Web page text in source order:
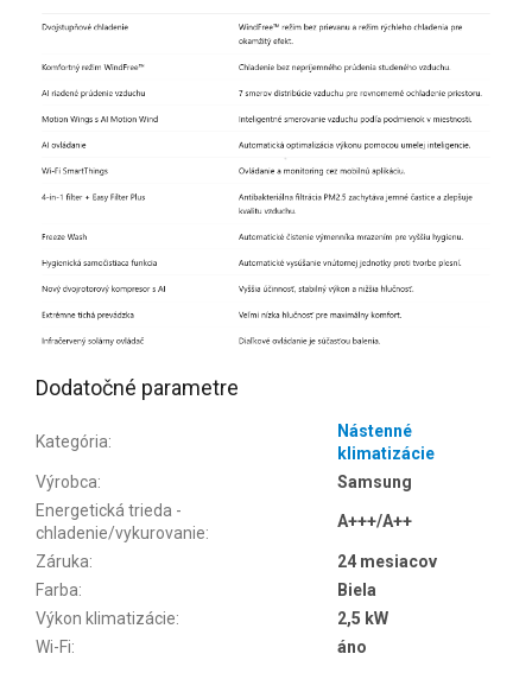
Dodatočné parametre
Kategória:
Nástenné
klimatizácie
Výrobca:
Samsung
Energetická trieda -
chladenie/vykurovanie:
A+++/A++
Záruka:
24 mesiacov
Farba:
Biela
Výkon klimatizácie:
2,5 kW
Wi-Fi: áno